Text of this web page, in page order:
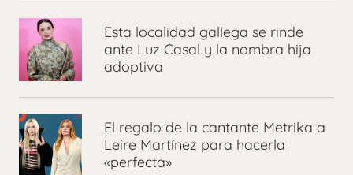
Esta localidad gallega se rinde
ante Luz Casal y la nombra hija
adoptiva
El regalo de la cantante Metrika a
Leire Martínez para hacerla
«perfecta»